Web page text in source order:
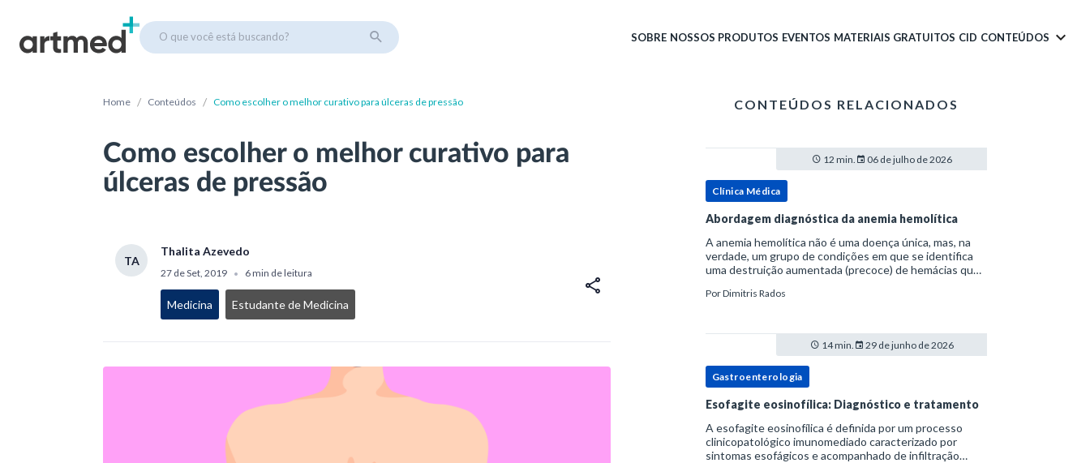
O que você está buscando? SOBRE NOSSOS PRODUTOS EVENTOS MATERIAIS GRATUITOS CID CONTEÚDOS
Home / Conteúdos / Como escolher o melhor curativo para úlceras de pressão
Como escolher o melhor curativo para
úlceras de pressão
TA
Thalita Azevedo
27 de Set, 2019 • 6 min de leitura
Medicina Estudante de Medicina
CONTEÚDOS RELACIONADOS
12 min. 06 de julho de 2026
Clínica Médica
Abordagem diagnóstica da anemia hemolítica
A anemia hemolítica não é uma doença única, mas, na
verdade, um grupo de condições em que se identifica
uma destruição aumentada (precoce) de hemácias que
óssea.Como a vida média normal da hemácia é de apro
PorDimitris Rados
14 min. 29 de junho de 2026
Gastroenterologia
Esofagite eosinofílica: Diagnóstico e tratamento
A esofagite eosinofílica é definida por um processo
clinicopatológico imunomediado caracterizado por
sintomas esofágicos e acompanhado de infiltração